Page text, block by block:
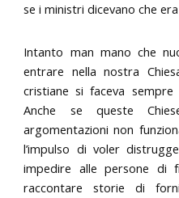
se i ministri dicevano che
Intanto man mano che
entrare nella nostra
cristiane si faceva
Anche se queste
argomentazioni non
l’impulso di voler
impedire alle persone di
raccontare storie di